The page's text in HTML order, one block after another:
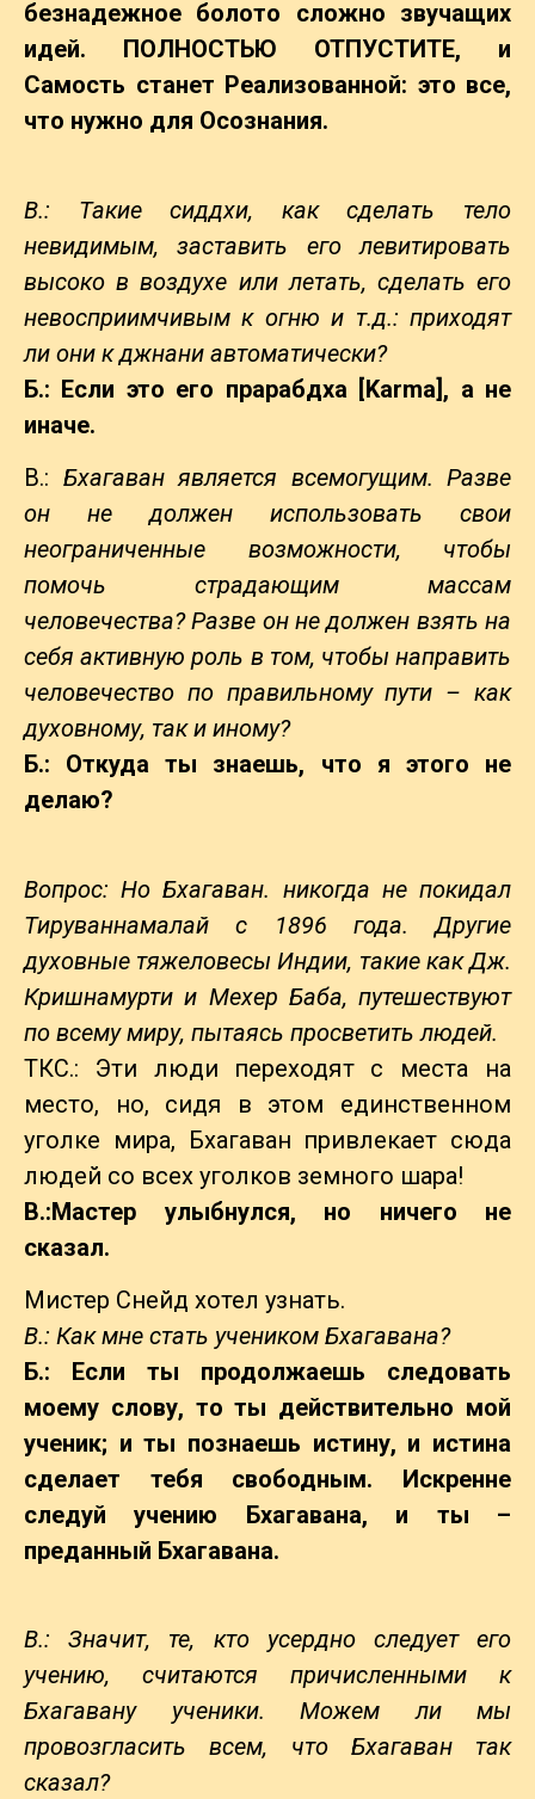
безнадежное болото сложно звучащих
идей. ПОЛНОСТЬЮ ОТПУСТИТЕ, и
Самость станет Реализованной: это все,
что нужно для Осознания.
В.: Такие сиддхи, как сделать тело
невидимым, заставить его левитировать
высоко в воздухе или летать, сделать его
невосприимчивым к огню и т.д.: приходят
ли они к джнани автоматически?
Б.: Если это его прарабдха [Karma], а не
иначе.
В.: Бхагаван является всемогущим. Разве
он не должен использовать свои
неограниченные возможности, чтобы
помочь страдающим массам
человечества? Разве он не должен взять на
себя активную роль в том, чтобы направить
человечество по правильному пути – как
духовному, так и иному?
Б.: Откуда ты знаешь, что я этого не
делаю?
Вопрос: Но Бхагаван. никогда не покидал
Тируваннамалай с 1896 года. Другие
духовные тяжеловесы Индии, такие как Дж.
Кришнамурти и Мехер Баба, путешествуют
по всему миру, пытаясь просветить людей.
ТКС.: Эти люди переходят с места на
место, но, сидя в этом единственном
уголке мира, Бхагаван привлекает сюда
людей со всех уголков земного шара!
B.:Мастер улыбнулся, но ничего не
сказал.
Мистер Снейд хотел узнать.
В.: Как мне стать учеником Бхагавана?
Б.: Если ты продолжаешь следовать
моему слову, то ты действительно мой
ученик; и ты познаешь истину, и истина
сделает тебя свободным. Искренне
следуй учению Бхагавана, и ты –
преданный Бхагавана.
В.: Значит, те, кто усердно следует его
учению, считаются причисленными к
Бхагавану
ученики. Можем ли мы
провозгласить всем, что Бхагаван так
сказал?